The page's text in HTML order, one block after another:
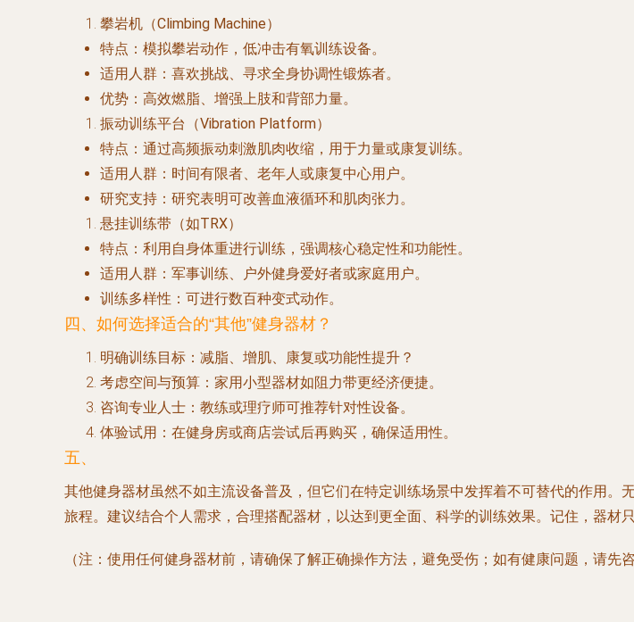
攀岩机（Climbing Machine）
特点 ：模拟攀岩动作，低冲击有氧训练设备。
适用人群 ：喜欢挑战、寻求全身协调性锻炼者。
优势 ：高效燃脂、增强上肢和背部力量。
振动训练平台（Vibration Platform）
特点 ：通过高频振动刺激肌肉收缩，用于力量或康复训练。
适用人群 ：时间有限者、老年人或康复中心用户。
研究支持 ：研究表明可改善血液循环和肌肉张力。
悬挂训练带（如TRX）
特点 ：利用自身体重进行训练，强调核心稳定性和功能性。
适用人群 ：军事训练、户外健身爱好者或家庭用户。
训练多样性 ：可进行数百种变式动作。
四、如何选择适合的“其他”健身器材？
明确训练目标 ：减脂、增肌、康复或功能性提升？
考虑空间与预算 ：家用小型器材如阻力带更经济便捷。
咨询专业人士 ：教练或理疗师可推荐针对性设备。
体验试用 ：在健身房或商店尝试后再购买，确保适用性。
五、
其他健身器材虽然不如主流设备普及，但它们在特定训练场景中发挥着不可替代的作用
旅程。建议结合个人需求，合理搭配器材，以达到更全面、科学的训练效果。记住，器材
（注：使用任何健身器材前，请确保了解正确操作方法，避免受伤；如有健康问题，请先